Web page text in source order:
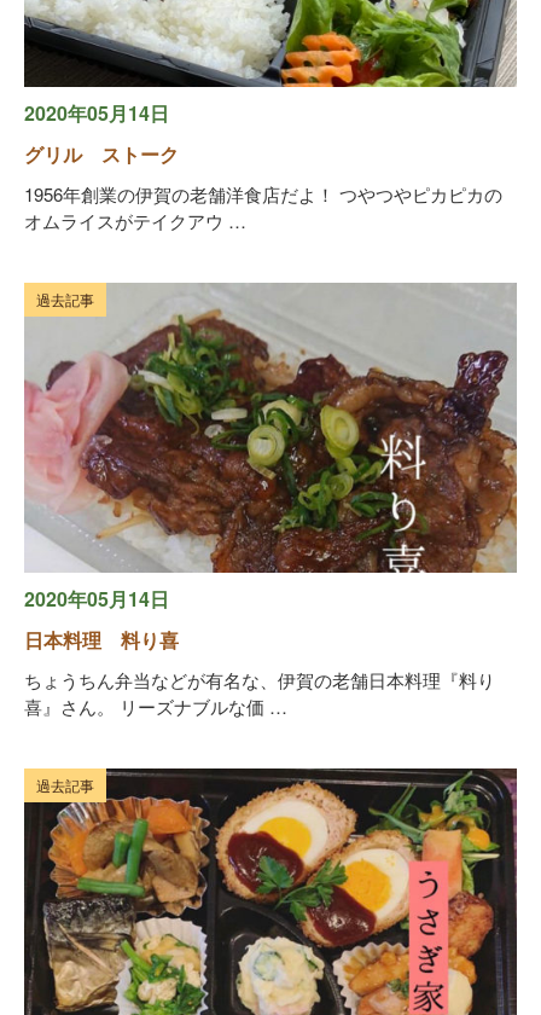
2020年05月14日
グリル ストーク
1956年創業の伊賀の老舗洋食店だよ！ つやつやピカピカの
オムライスがテイクアウ …
過去記事
2020年05月14日
日本料理 料り喜
ちょうちん弁当などが有名な、伊賀の老舗日本料理『料り
喜』さん。 リーズナブルな価 …
過去記事